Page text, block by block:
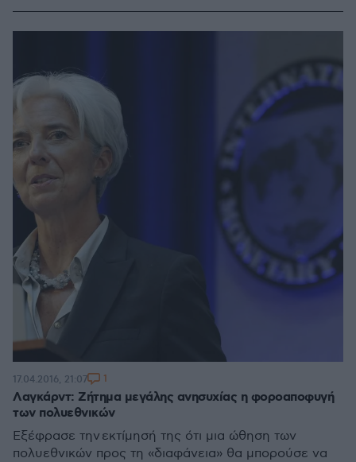
Λαγκάρντ: Ζήτημα μεγάλης ανησυχίας η φοροαποφυγή
των πολυεθνικών
Εξέφρασε την εκτίμησή της ότι μια ώθηση των
πολυεθνικών προς τη «διαφάνεια» θα μπορούσε να
17.04.2016, 21:07 1